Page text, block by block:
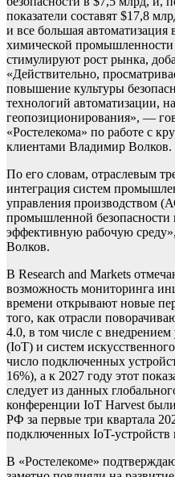
показатели составят $17,8
и все большая автоматизация
химической промышленности
стимулируют рост рынка,
«Действительно,
повышение культуры
технологий автоматизации,
геопозиционирования», —
«Ростелекома» по работе с
клиентами Владимир Волков.
По его словам, отраслевым
интеграция систем
управления производством
промышленной
эффективную рабочую
Волков.
В Research аnd Markets
возможность мониторинга
времени открывают новые
того, как отрасли
4.0, в том числе с
(IoT) и систем
число подключенных
16%), а к 2027 году этот
следует из данных
конференции IoT Harvest
РФ за первые три квартала
подключенных IoT-
В «Ростелекоме»